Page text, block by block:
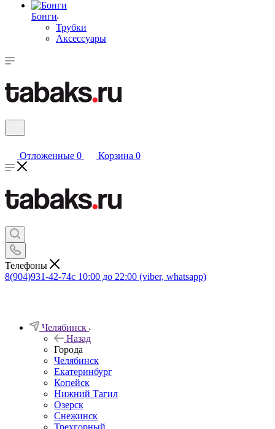
Бонги
Трубки
Аксессуары
Отложенные 0 Корзина 0
Телефоны
8(904)931-42-74с 10:00 до 22:00 (viber, whatsapp)
Челябинск
Назад
Города
Челябинск
Екатеринбург
Копейск
Нижний Тагил
Озерск
Снежинск
Трехгорный